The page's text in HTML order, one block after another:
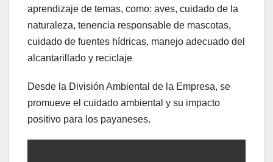
aprendizaje de temas, como: aves, cuidado de la
naturaleza, tenencia responsable de mascotas,
cuidado de fuentes hídricas, manejo adecuado del
alcantarillado y reciclaje
Desde la División Ambiental de la Empresa, se
promueve el cuidado ambiental y su impacto
positivo para los payaneses.